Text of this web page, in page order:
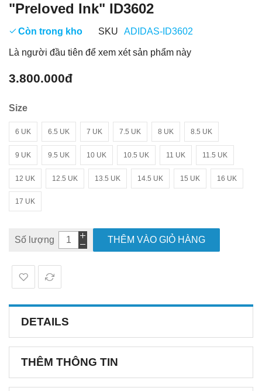
"Preloved Ink" ID3602
Còn trong kho SKU ADIDAS-ID3602
Là người đầu tiên để xem xét sản phẩm này
3.800.000đ
Size
6 UK 6.5 UK 7 UK 7.5 UK 8 UK 8.5 UK
9 UK 9.5 UK 10 UK 10.5 UK 11 UK 11.5 UK
12 UK 12.5 UK 13.5 UK 14.5 UK 15 UK 16 UK
17 UK
Số lượng THÊM VÀO GIỎ HÀNG
DETAILS
THÊM THÔNG TIN